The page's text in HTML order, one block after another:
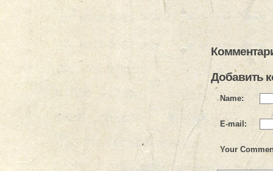
Добавить
Name:
E-mail:
Your